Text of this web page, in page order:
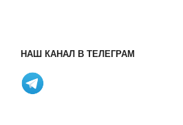
НАШ КАНАЛ В ТЕЛЕГРАМ